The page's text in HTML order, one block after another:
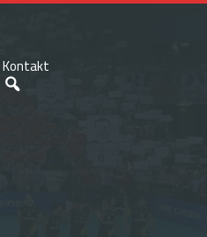
Kontakt